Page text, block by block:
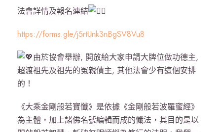
法會詳情及報名連結
https://forms.gle/j5rtUnk3nBgSV8Vu8
由於協會舉辦, 開放給大家申請大牌位做功德主,
超渡祖先及祖先的冤親債主, 其他法會少有這個安排
的！
《大乘金剛般若寶懺》是依據《金剛般若波羅蜜經》
為主體，加上諸佛名號編輯而成的懺法，其目的是以